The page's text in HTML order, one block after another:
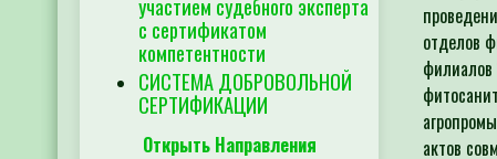
с сертификатом
компетентности
СИСТЕМА ДОБРОВОЛЬНОЙ
СЕРТИФИКАЦИИ
Открыть Направления
отделов
филиалов
актов